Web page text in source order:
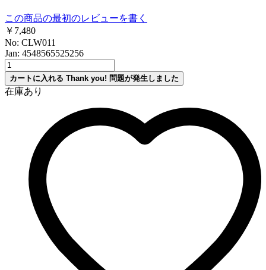
この商品の最初のレビューを書く
￥7,480
No: CLW011
Jan: 4548565525256
カートに入れる Thank you! 問題が発生しました
在庫あり